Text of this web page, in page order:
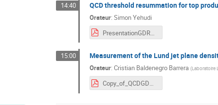
14:40 QCD threshold resummation for top
Orateur: Simon Yehudi
PresentationGDR_YSbis.pdf
15:00 Measurement of the Lund jet plane
Orateur: Cristian Baldenegro Barrera (Laboratoire
Copy_of_QCDGDR_AssembleeGenerale.pdf